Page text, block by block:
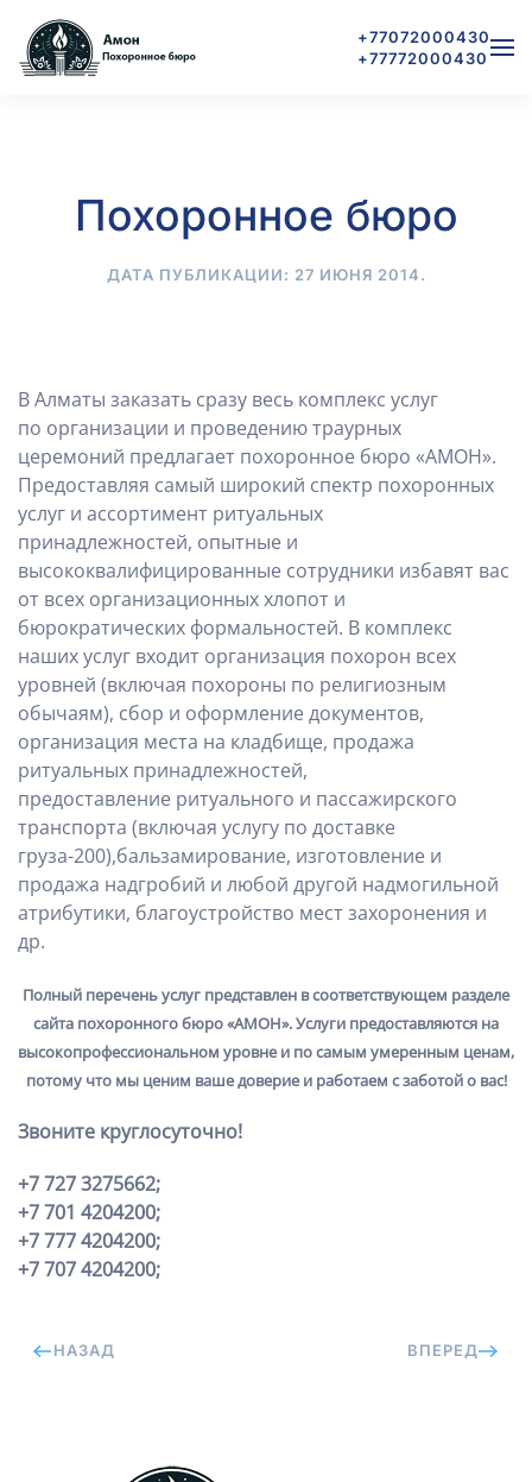
Skip to main content
+77072000430
+77772000430
Похоронное бюро
ДАТА ПУБЛИКАЦИИ: 27 ИЮНЯ 2014.
В Алматы заказать сразу весь комплекс услуг
по организации и проведению траурных
церемоний предлагает похоронное бюро «АМОН».
Предоставляя самый широкий спектр похоронных
услуг и ассортимент ритуальных
принадлежностей, опытные и
высококвалифицированные сотрудники избавят вас
от всех организационных хлопот и
бюрократических формальностей. В комплекс
наших услуг входит организация похорон всех
уровней (включая похороны по религиозным
обычаям), сбор и оформление документов,
организация места на кладбище, продажа
ритуальных принадлежностей,
предоставление ритуального и пассажирского
транспорта (включая услугу по доставке
груза-200),бальзамирование, изготовление и
продажа надгробий и любой другой надмогильной
атрибутики, благоустройство мест захоронения и
др.
Полный перечень услуг представлен в соответствующем разделе
сайта похоронного бюро «АМОН». Услуги предоставляются на
высокопрофессиональном уровне и по самым умеренным ценам,
потому что мы ценим ваше доверие и работаем с заботой о вас!
Звоните круглосуточно!
+7 727 3275662;
+7 701 4204200;
+7 777 4204200;
+7 707 4204200;
НАЗАД ВПЕРЕД